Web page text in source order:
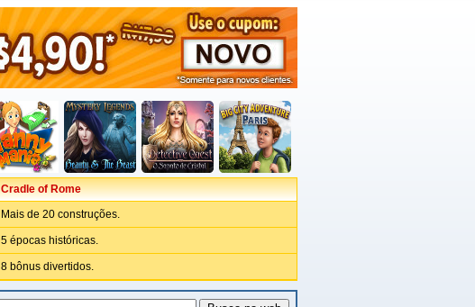
Cradle of Rome
Mais de 20 construções.
5 épocas históricas.
8 bônus divertidos.